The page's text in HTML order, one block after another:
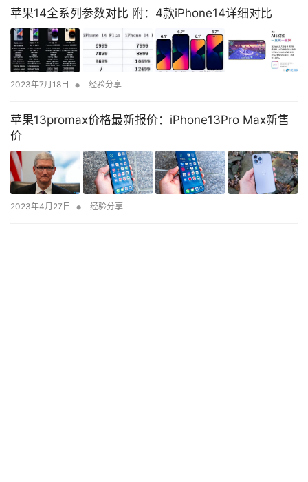
苹果14全系列参数对比 附：4款iPhone14详细对比
2023年7月18日 • 经验分享
苹果13promax价格最新报价：iPhone13Pro Max新售
价
2023年4月27日 • 经验分享